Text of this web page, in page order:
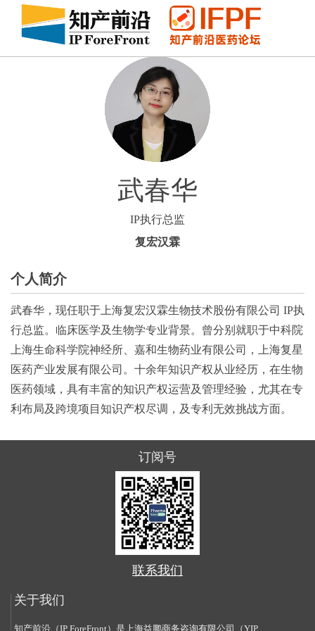
武春华
IP执行总监
复宏汉霖
个人简介
武春华，现任职于上海复宏汉霖生物技术股份有限公司 IP执
行总监。临床医学及生物学专业背景。曾分别就职于中科院
上海生命科学院神经所、嘉和生物药业有限公司，上海复星
医药产业发展有限公司。十余年知识产权从业经历，在生物
医药领域，具有丰富的知识产权运营及管理经验，尤其在专
利布局及跨境项目知识产权尽调，及专利无效挑战方面。
订阅号
联系我们
关于我们
知产前沿（IP ForeFront）是上海益鹏商务咨询有限公司（YIP